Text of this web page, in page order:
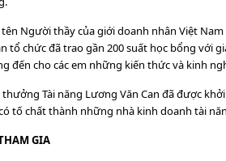
Người thầy của giới doanh nhân Việt
tổ chức đã trao gần 200 suất học bổng với
đến cho các em những kiến thức và kinh
thưởng Tài năng Lương Văn Can đã được
tố chất thành những nhà kinh doanh tài
GIA